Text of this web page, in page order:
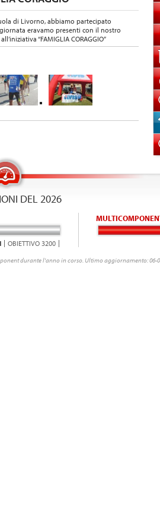
di Livorno, abbiamo partecipato
giornata eravamo presenti con il nostro
“FAMIGLIA CORAGGIO”
DEL 2026
OBIETTIVO 3200
durante l'anno in corso. Ultimo aggiornamento: 06-